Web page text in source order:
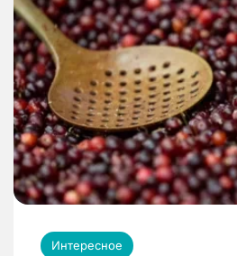
Интересное